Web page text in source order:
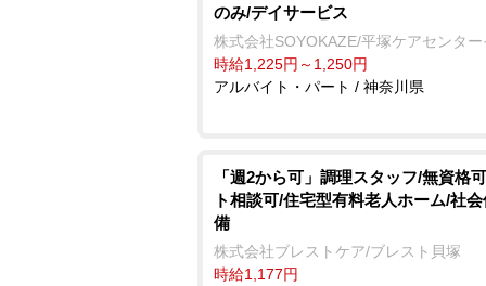
のみ/デイサービス
株式会社SOYOKAZE/平塚ケアセンタ
時給1,225円～1,250円
アルバイト・パート / 神奈川県
「週2から可」調理スタッフ/無資格
ト相談可/住宅型有料老人ホーム/社
備
株式会社ブレストケア/ブレスト貝塚
時給1,177円